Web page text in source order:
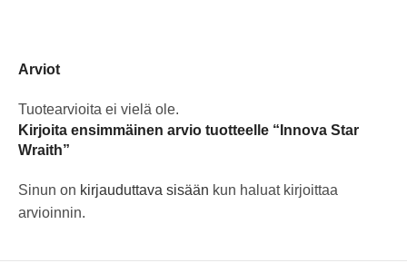
Arviot
Tuotearvioita ei vielä ole.
Kirjoita ensimmäinen arvio tuotteelle “Innova Star
Wraith”
Sinun on kirjauduttava sisään kun haluat kirjoittaa
arvioinnin.